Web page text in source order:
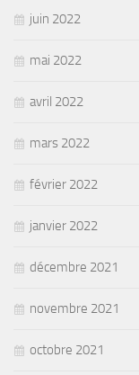
juin 2022
mai 2022
avril 2022
mars 2022
février 2022
janvier 2022
décembre 2021
novembre 2021
octobre 2021